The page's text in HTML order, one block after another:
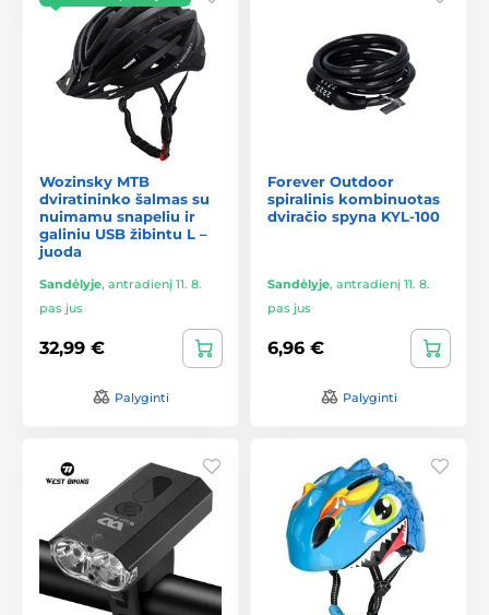
Wozinsky MTB
dviratininko šalmas su
nuimamu snapeliu ir
galiniu USB žibintu L –
juoda
Sandėlyje, antradienį 11. 8.
pas jus
32,99 €
Palyginti
Forever Outdoor
spiralinis kombinuotas
dviračio spyna KYL-100
Sandėlyje, antradienį 11. 8.
pas jus
6,96 €
Palyginti